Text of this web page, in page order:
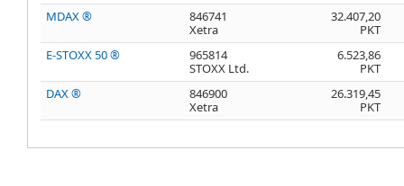
MDAX ®
846741
Xetra
32.407,20
PKT
E-STOXX 50 ®
965814
STOXX Ltd.
6.523,86
PKT
DAX ®
846900
Xetra
26.319,45
PKT